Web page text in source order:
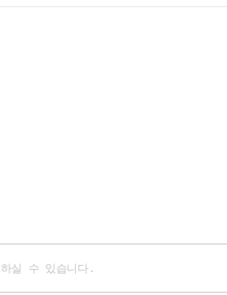
들어 실적 방어와 북미 생
데 몸값이 100만원이 넘는